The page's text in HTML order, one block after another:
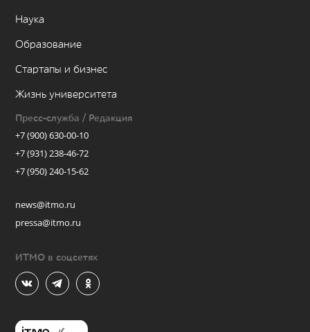
Наука
Образование
Стартапы и бизнес
Жизнь университета
Пресс-служба / Редакция
+7 (900) 630-00-10
+7 (931) 238-46-72
+7 (950) 240-15-62
news@itmo.ru
pressa@itmo.ru
ИТМО в соцсетях